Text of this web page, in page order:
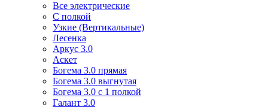
Все электрические
С полкой
Узкие (Вертикальные)
Лесенка
Аркус 3.0
Аскет
Богема 3.0 прямая
Богема 3.0 выгнутая
Богема 3.0 с 1 полкой
Галант 3.0